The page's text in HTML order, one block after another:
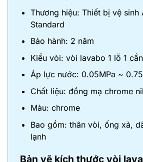
Thương hiệu: Thiết bị vệ sinh
Standard
Bảo hành: 2 năm
Kiểu vòi: vòi lavabo 1 lỗ 1
Áp lực nước: 0.05MPa ~
Chất liệu: đồng mạ chrome
Màu: chrome
Bao gồm: thân vòi, ống xả,
lạnh
Bản vẽ kích thước vòi